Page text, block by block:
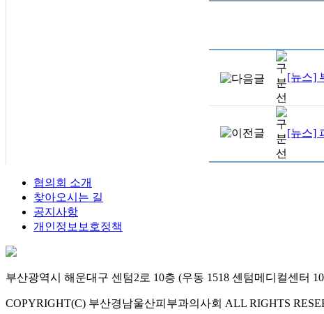
[뉴스]
[뉴스]
협의회 소개
찾아오시는 길
공지사항
개인정보보호정책
부산광역시 해운대구 센텀2로 10층 (우동 1518 센텀메디컬센터
COPYRIGHT(C) 부산경남울산피부과의사회 ALL RIGHTS